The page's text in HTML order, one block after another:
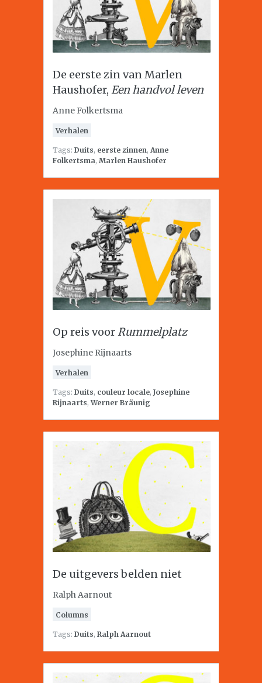
De eerste zin van Marlen
Haushofer, Een handvol leven
Anne Folkertsma
Verhalen
Tags: Duits, eerste zinnen, Anne
Folkertsma, Marlen Haushofer
Op reis voorRummelplatz
Josephine Rijnaarts
Verhalen
Tags: Duits, couleur locale, Josephine
Rijnaarts,Werner Bräunig
De uitgevers belden niet
Ralph Aarnout
Columns
Tags: Duits, Ralph Aarnout